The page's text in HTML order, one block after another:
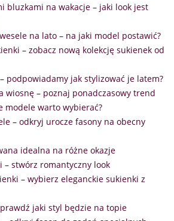
bluzkami na wakacje – jaki look jest
na lato – na jaki model postawić?
– zobacz nową kolekcję sukienek od
podpowiadamy jak stylizować je latem?
wiosnę – poznaj ponadczasowy trend
modele warto wybierać?
– odkryj urocze fasony na obecny
idealna na różne okazje
– stwórz romantyczny look
– wybierz eleganckie sukienki z
jaki styl będzie na topie